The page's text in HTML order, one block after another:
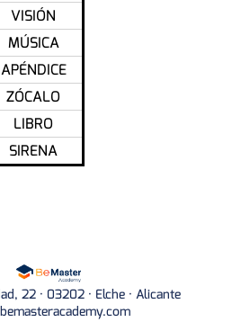
VISIÓN
MÚSICA
APÉNDICE
ZÓCALO
LIBRO
SIRENA
22 · 03202 · Elche · Alicante